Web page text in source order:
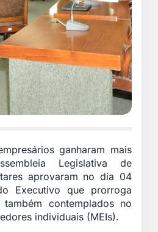
ganharam mais
Legislativa de
aprovaram no dia 04
Executivo que prorroga
contemplados no
individuais (MEIs).